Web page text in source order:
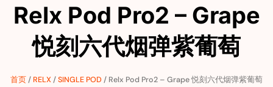
Relx Pod Pro2 – Grape
悦刻六代烟弹紫葡萄
首页 / RELX /SINGLE POD / Relx Pod Pro2 – Grape 悦刻六代烟弹紫葡萄